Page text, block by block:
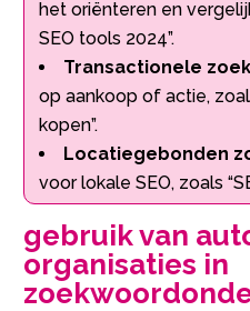
het oriënteren en
SEO tools 2024”.
Transactionele
op aankoop of actie,
kopen”.
Locatiegebonden
voor lokale SEO, zoals
gebruik van
organisaties in